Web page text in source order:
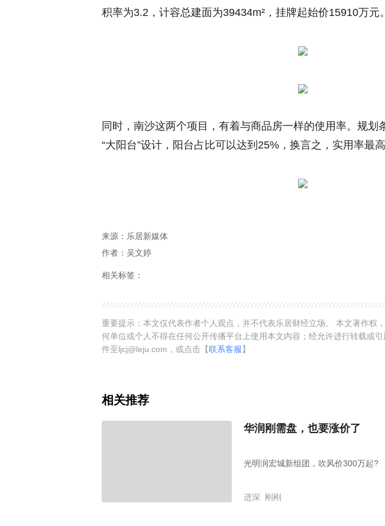
积率为3.2，计容总建面为39434m²，挂牌起始价15910万元。
同时，南沙这两个项目，有着与商品房一样的使用率。规划
“大阳台”设计，阳台占比可以达到25%，换言之，实用率最高
来源：乐居新媒体
作者：吴文婷
相关标签：
重要提示：本文仅代表作者个人观点，并不代表乐居财经立场。 本文著作权
何单位或个人不得在任何公开传播平台上使用本文内容；经允许进行转载或
件至ljcj@leju.com，或点击【联系客服】
相关推荐
华润刚需盘，也要涨价了
光明润宏城新组团，吹风价300万起?
进深 刚刚